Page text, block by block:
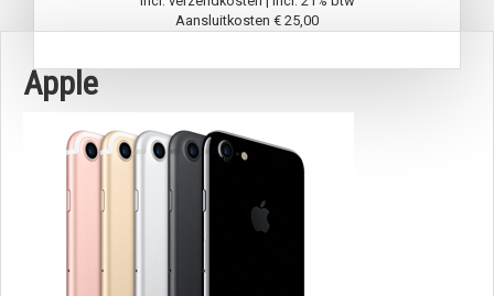
Aansluitkosten € 25,00
Apple